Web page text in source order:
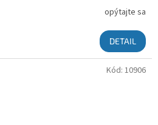
opýtajte sa
DETAIL
Kód: 10906